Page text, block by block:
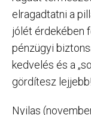
elragadtatni a
jólét érdekében
pénzügyi
kedvelés és a
gördítesz lejjebb!
Nyilas